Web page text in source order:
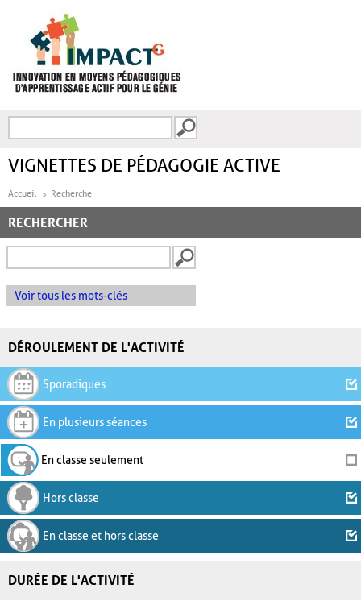
FORMULAIRE DE
VIGNETTES DE PÉDAGOGIE ACTIVE
Accueil Recherche
RECHERCHER
Voir tous les mots-clés
DÉROULEMENT DE L'ACTIVITÉ
Sporadiques
En plusieurs séances
En classe seulement
Hors classe
En classe et hors classe
DURÉE DE L'ACTIVITÉ